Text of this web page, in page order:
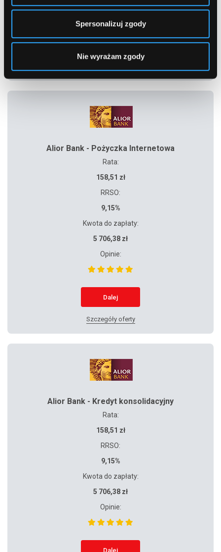
Spersonalizuj zgody
Nie wyrażam zgody
Dalej
Alior Bank - Pożyczka Internetowa
Rata:
158,51 zł
RRSO:
9,15%
Kwota do zapłaty:
5 706,38 zł
Opinie:
Dalej
Szczegóły oferty
Alior Bank - Kredyt konsolidacyjny
Rata:
158,51 zł
RRSO:
9,15%
Kwota do zapłaty:
5 706,38 zł
Opinie:
Dalej